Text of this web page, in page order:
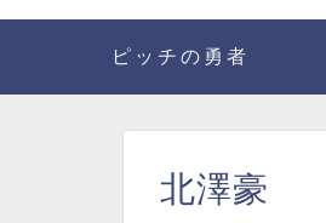
ピッチの勇者
北澤豪